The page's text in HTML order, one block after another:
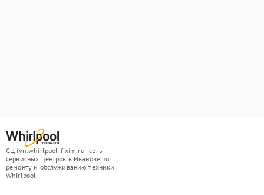
СЦ ivn.whirlpool-fixim.ru - сеть
сервисных центров в Иванове по
ремонту и обслуживанию техники
Whirlpool